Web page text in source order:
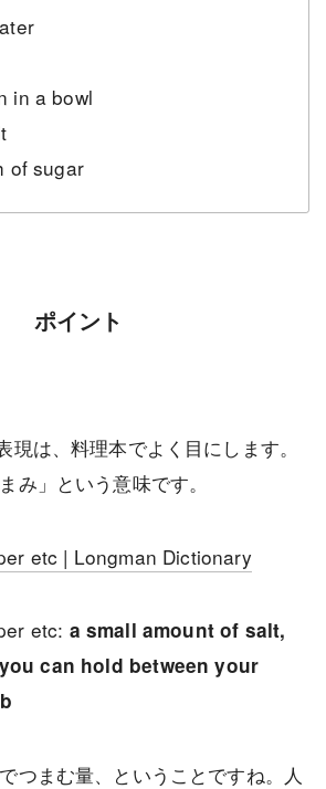
in a bowl
of sugar
ポイント
現は、料理本でよく目にします。
み」という意味です。
etc | Longman Dictionary
etc: a small amount of salt,
can hold between your
つまむ量、ということですね。人